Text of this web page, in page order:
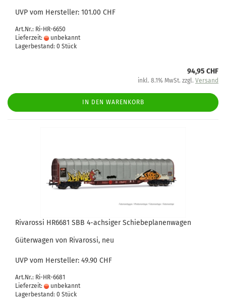
UVP vom Hersteller: 101.00 CHF
Art.Nr.: Ri-HR-6650
Lieferzeit:
unbekannt
Lagerbestand: 0 Stück
94,95 CHF
inkl. 8.1% MwSt. zzgl. Versand
IN DEN WARENKORB
Rivarossi HR6681 SBB 4-achsiger Schiebeplanenwagen
Güterwagen von Rivarossi, neu
UVP vom Hersteller: 49.90 CHF
Art.Nr.: Ri-HR-6681
Lieferzeit:
unbekannt
Lagerbestand: 0 Stück